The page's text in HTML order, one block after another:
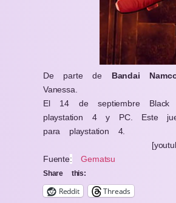
De parte de Bandai
Vanessa.
El 14 de septiembre Black
playstation 4 y PC. Este
para playstation 4.
Fuente: Gematsu
Share this:
Reddit Threads